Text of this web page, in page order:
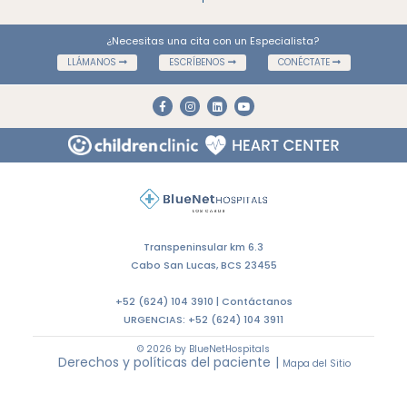
¿Necesitas una cita con un Especialista?
LLÁMANOS ESCRÍBENOS CONÉCTATE
Transpeninsular km 6.3
Cabo San Lucas, BCS 23455
+52 (624) 104 3910 | Contáctanos
URGENCIAS: +52 (624) 104 3911
© 2026 by BlueNetHospitals
Derechos y políticas del paciente | Mapa del Sitio